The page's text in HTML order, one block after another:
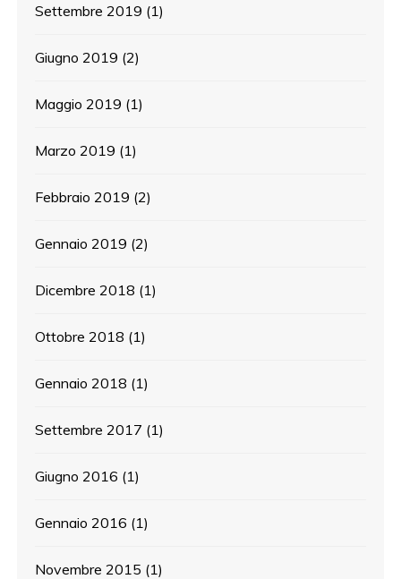
Settembre 2019 (1)
Giugno 2019 (2)
Maggio 2019 (1)
Marzo 2019 (1)
Febbraio 2019 (2)
Gennaio 2019 (2)
Dicembre 2018 (1)
Ottobre 2018 (1)
Gennaio 2018 (1)
Settembre 2017 (1)
Giugno 2016 (1)
Gennaio 2016 (1)
Novembre 2015 (1)